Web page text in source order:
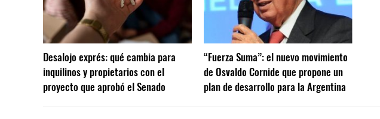
Desalojo exprés: qué cambia para
inquilinos y propietarios con el
proyecto que aprobó el Senado
“Fuerza Suma”: el nuevo movimiento
de Osvaldo Cornide que propone un
plan de desarrollo para la Argentina